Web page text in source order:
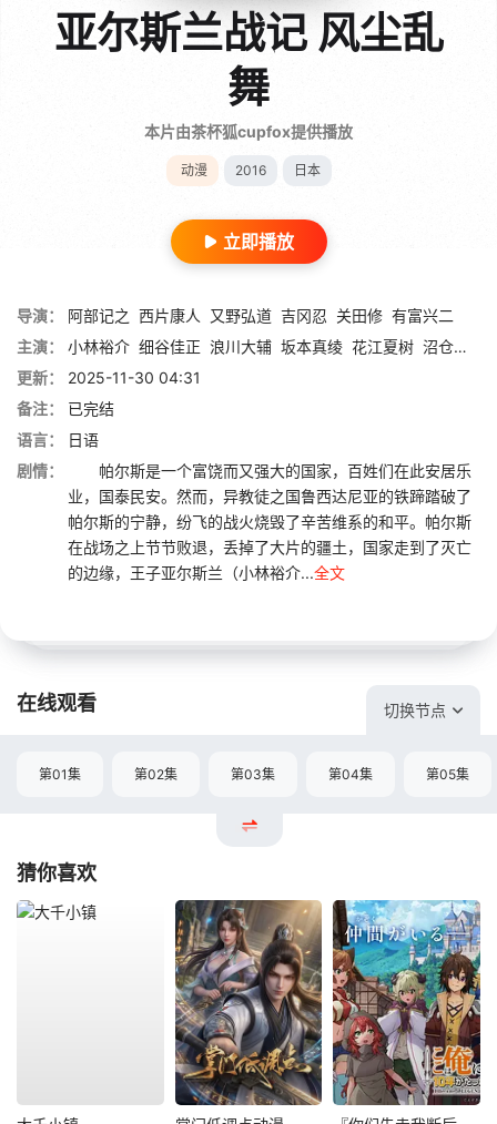
亚尔斯兰战记 风尘乱
舞
本片由茶杯狐cupfox提供播放
动漫 2016 日本
立即播放
导演： 阿部记之 西片康人 又野弘道 吉冈忍 关田修 有富兴二
主演：
小林裕介 细谷佳正 浪川大辅 坂本真绫 花江夏树 沼仓爱美
更新：
2025-11-30 04:31
备注：
已完结
语言：
日语
剧情：
帕尔斯是一个富饶而又强大的国家，百姓们在此安居乐
业，国泰民安。然而，异教徒之国鲁西达尼亚的铁蹄踏破了
帕尔斯的宁静，纷飞的战火烧毁了辛苦维系的和平。帕尔斯
在战场之上节节败退，丢掉了大片的疆土，国家走到了灭亡
的边缘，王子亚尔斯兰（小林裕介...全文
在线观看 切换节点
第01集 第02集 第03集 第04集 第05集
猜你喜欢